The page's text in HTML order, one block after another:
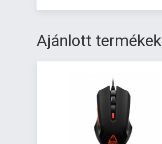
Ajánlott termékek